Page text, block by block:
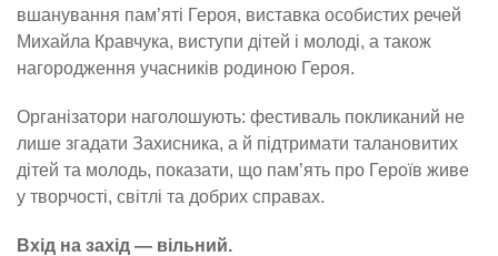
вшанування пам’яті Героя, виставка особистих речей
Михайла Кравчука, виступи дітей і молоді, а також
нагородження учасників родиною Героя.
Організатори наголошують: фестиваль покликаний не
лише згадати Захисника, а й підтримати талановитих
дітей та молодь, показати, що пам’ять про Героїв живе
у творчості, світлі та добрих справах.
Вхід на захід — вільний.